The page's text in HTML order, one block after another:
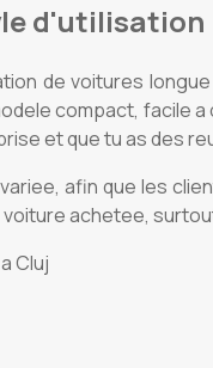
d'utilisation
de voitures
compact,
et que tu as des
afin que les
achetee,